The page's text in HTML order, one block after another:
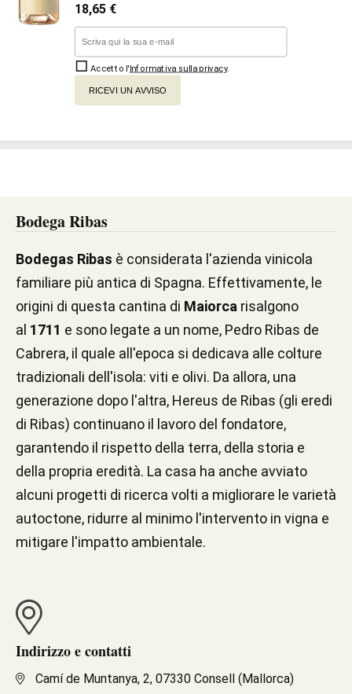
18,65 €
Accetto l'Informativa sulla privacy.
RICEVI UN AVVISO
Bodega Ribas
Bodegas Ribas è considerata l'azienda vinicola
familiare più antica di Spagna. Effettivamente, le
origini di questa cantina di Maiorca risalgono
al 1711 e sono legate a un nome, Pedro Ribas de
Cabrera, il quale all'epoca si dedicava alle colture
tradizionali dell'isola: viti e olivi. Da allora, una
generazione dopo l'altra, Hereus de Ribas (gli eredi
di Ribas) continuano il lavoro del fondatore,
garantendo il rispetto della terra, della storia e
della propria eredità. La casa ha anche avviato
alcuni progetti di ricerca volti a migliorare le varietà
autoctone, ridurre al minimo l'intervento in vigna e
mitigare l'impatto ambientale.
Indirizzo e contatti
Camí de Muntanya, 2, 07330 Consell (Mallorca)